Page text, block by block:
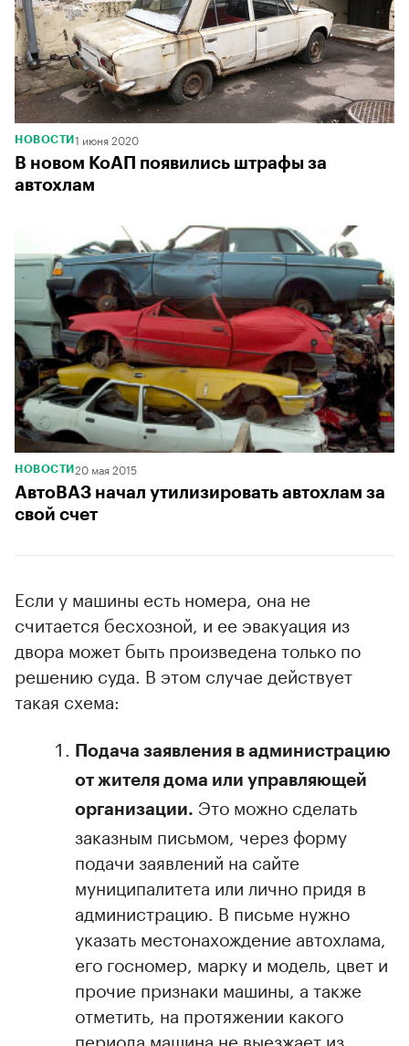
НОВОСТИ 1 июня 2020
В новом КоАП появились штрафы за
автохлам
НОВОСТИ 20 мая 2015
АвтоВАЗ начал утилизировать автохлам за
свой счет
Если у машины есть номера, она не
считается бесхозной, и ее эвакуация из
двора может быть произведена только по
решению суда. В этом случае действует
такая схема:
Подача заявления в администрацию
от жителя дома или управляющей
организации. Это можно сделать
заказным письмом, через форму
подачи заявлений на сайте
муниципалитета или лично придя в
администрацию. В письме нужно
указать местонахождение автохлама,
его госномер, марку и модель, цвет и
прочие признаки машины, а также
отметить, на протяжении какого
периода машина не выезжает из